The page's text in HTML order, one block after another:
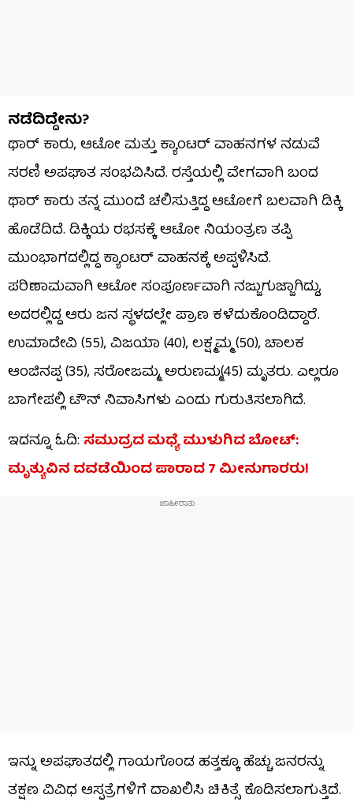
ನಡೆದಿದ್ದೇನು?
ಥಾರ್ ಕಾರು, ಆಟೋ ಮತ್ತು ಕ್ಯಾಂಟರ್ ವಾಹನಗಳ ನಡುವೆ
ಸರಣಿ ಅಪಘಾತ ಸಂಭವಿಸಿದೆ. ರಸ್ತೆಯಲ್ಲಿ ವೇಗವಾಗಿ ಬಂದ
ಥಾರ್ ಕಾರು ತನ್ನ ಮುಂದೆ ಚಲಿಸುತ್ತಿದ್ದ ಆಟೋಗೆ ಬಲವಾಗಿ ಡಿಕ್ಕಿ
ಹೊಡೆದಿದೆ. ಡಿಕ್ಕಿಯ ರಭಸಕ್ಕೆ ಆಟೋ ನಿಯಂತ್ರಣ ತಪ್ಪಿ
ಮುಂಭಾಗದಲ್ಲಿದ್ದ ಕ್ಯಾಂಟರ್ ವಾಹನಕ್ಕೆ ಅಪ್ಪಳಿಸಿದೆ.
ಪರಿಣಾಮವಾಗಿ ಆಟೋ ಸಂಪೂರ್ಣವಾಗಿ ನಜ್ಜುಗುಜ್ಜಾಗಿದ್ದು,
ಅದರಲ್ಲಿದ್ದ ಆರು ಜನ ಸ್ಥಳದಲ್ಲೇ ಪ್ರಾಣ ಕಳೆದುಕೊಂಡಿದ್ದಾರೆ.
ಉಮಾದೇವಿ (55), ವಿಜಯಾ (40), ಲಕ್ಷ್ಮಮ್ಮ (50), ಚಾಲಕ
ಆಂಜಿನಪ್ಪ (35), ಸರೋಜಮ್ಮ, ಅರುಣಮ್ಮ(45) ಮೃತರು. ಎಲ್ಲರೂ
ಬಾಗೇಪಲ್ಲಿ ಟೌನ್ ನಿವಾಸಿಗಳು ಎಂದು ಗುರುತಿಸಲಾಗಿದೆ.
ಇದನ್ನೂ ಓದಿ: ಸಮುದ್ರದ ಮಧ್ಯೆ ಮುಳುಗಿದ ಬೋಟ್:
ಮೃತ್ಯುವಿನ ದವಡೆಯಿಂದ ಪಾರಾದ 7 ಮೀನುಗಾರರು!
ಇನ್ನು ಅಪಘಾತದಲ್ಲಿ ಗಾಯಗೊಂಡ ಹತ್ತಕ್ಕೂ ಹೆಚ್ಚು ಜನರನ್ನು
ತಕ್ಷಣ ವಿವಿಧ ಆಸ್ಪತ್ರೆಗಳಿಗೆ ದಾಖಲಿಸಿ ಚಿಕಿತ್ಸೆ ಕೊಡಿಸಲಾಗುತ್ತಿದೆ.